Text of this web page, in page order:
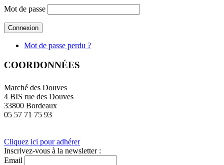
Mot de passe
Mot de passe perdu ?
COORDONNÉES
Marché des Douves
4 BIS rue des Douves
33800 Bordeaux
05 57 71 75 93
Cliquez ici pour adhérer
Inscrivez-vous à la newsletter :
Email